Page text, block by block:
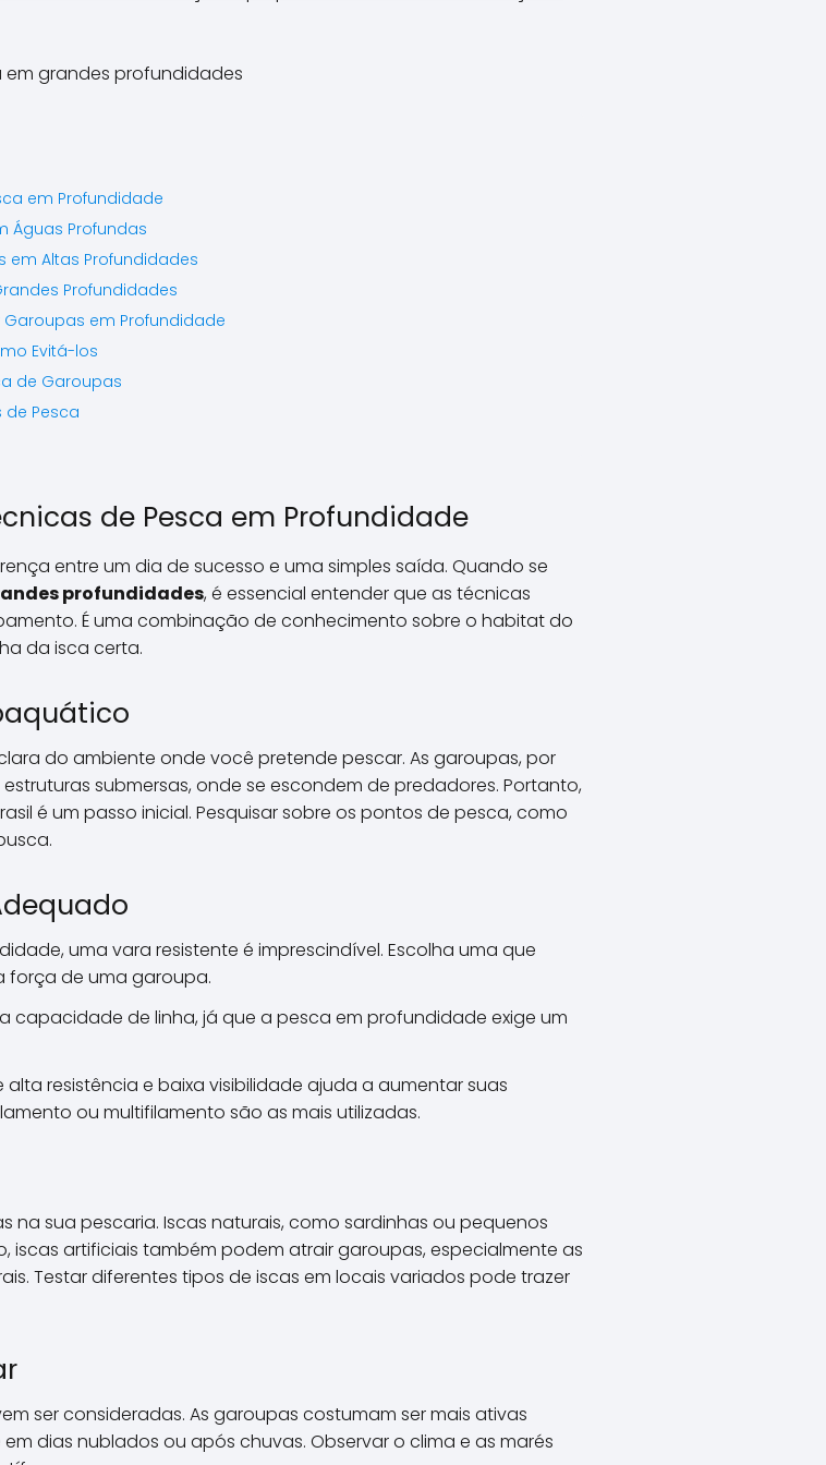
em Profundidade
Águas Profundas
em Altas Profundidades
Profundidades
em Profundidade
Evitá-los
de Garoupas
Pesca
de Pesca em Profundidade
entre um dia de sucesso e uma simples saída. Quando se
profundidades, é essencial entender que as técnicas
É uma combinação de conhecimento sobre o habitat do
da isca certa.
do ambiente onde você pretende pescar. As garoupas, por
submersas, onde se escondem de predadores. Portanto,
é um passo inicial. Pesquisar sobre os pontos de pesca, como
uma vara resistente é imprescindível. Escolha uma que
de uma garoupa.
capacidade de linha, já que a pesca em profundidade exige um
alta resistência e baixa visibilidade ajuda a aumentar suas
ou multifilamento são as mais utilizadas.
na sua pescaria. Iscas naturais, como sardinhas ou pequenos
iscas artificiais também podem atrair garoupas, especialmente as
Testar diferentes tipos de iscas em locais variados pode trazer
ser consideradas. As garoupas costumam ser mais ativas
dias nublados ou após chuvas. Observar o clima e as marés